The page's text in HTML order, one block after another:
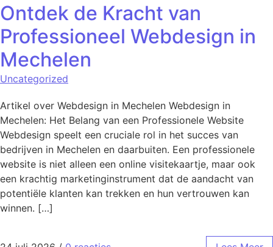
Ontdek de Kracht van
Professioneel Webdesign in
Mechelen
Uncategorized
Artikel over Webdesign in Mechelen Webdesign in
Mechelen: Het Belang van een Professionele Website
Webdesign speelt een cruciale rol in het succes van
bedrijven in Mechelen en daarbuiten. Een professionele
website is niet alleen een online visitekaartje, maar ook
een krachtig marketinginstrument dat de aandacht van
potentiële klanten kan trekken en hun vertrouwen kan
winnen. […]